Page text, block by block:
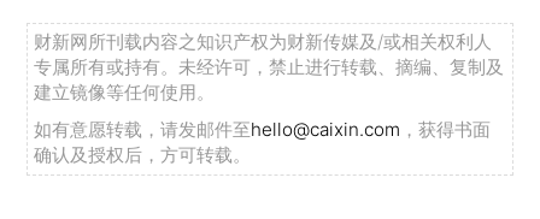
财新网所刊载内容之知识产权为财新传媒及/或相关权利人
专属所有或持有。未经许可，禁止进行转载、摘编、复制及
建立镜像等任何使用。
如有意愿转载，请发邮件至hello@caixin.com ，获得书面
确认及授权后，方可转载。